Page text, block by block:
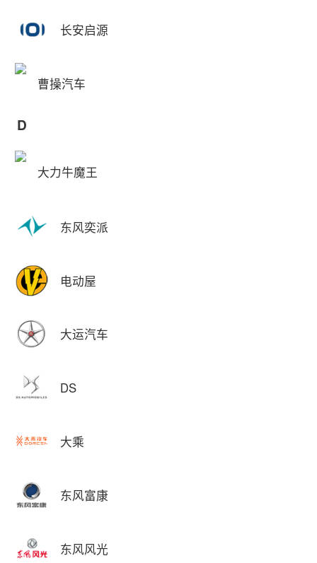
长安启源
曹操汽车
D
大力牛魔王
东风奕派
电动屋
大运汽车
DS
大乘
东风富康
东风风光